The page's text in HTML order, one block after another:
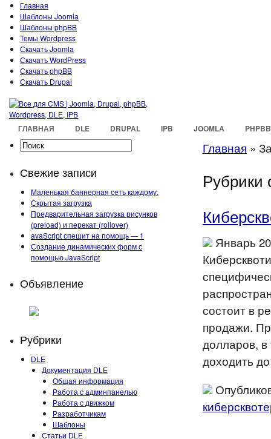
Главная
Шаблоны Joomla
Шаблоны phpBB
Темы Wordpress
Скачать Joomla
Скачать WordPress
Скачать phpBB
Скачать Drupal
ГЛАВНАЯ DLE DRUPAL IPB JOOMLA PHPBB
Свежие записи
Маленькая баннерная сеть каждому.
Скрытая загрузка
Предварительная загрузка рисунков
(preload) и перекат (rollover)
avaScript спешит на помощь — 1
Создание динамических форм с
помощью JavaScript
Объявление
Рубрики
DLE
Документация DLE
Общая информация
Работа с админпанелью
Работа с движком
Разработчикам
Шаблоны
Статьи DLE
Главная »
Рубрики
Январь
состоит в
продажи.
долларов,
доходить